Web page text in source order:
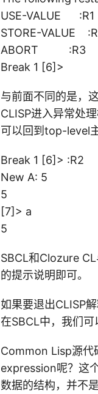
USE-VALUE :R1
STORE-VALUE
ABORT :R3
Break 1 [6]>
与前面不同的是，
CLISP进入异常处
可以回到top-level
Break 1 [6]> :R2
New A: 5
5
[7]> a
5
SBCL和Clozure
的提示说明即可。
如果要退出CLISP
在SBCL中，我们
Common Lisp源代
expression呢？这
数据的结构，并不